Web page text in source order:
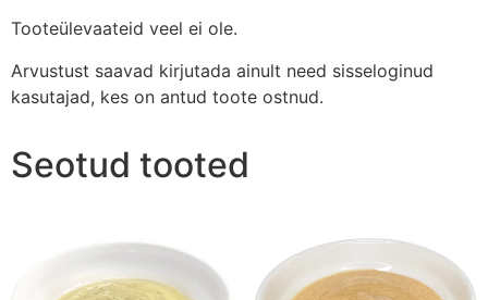
Tooteülevaateid veel ei ole.
Arvustust saavad kirjutada ainult need sisseloginud
kasutajad, kes on antud toote ostnud.
Seotud tooted